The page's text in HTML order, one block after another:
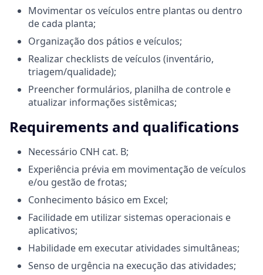
Movimentar os veículos entre plantas ou dentro
de cada planta;
Organização dos pátios e veículos;
Realizar checklists de veículos (inventário,
triagem/qualidade);
Preencher formulários, planilha de controle e
atualizar informações sistêmicas;
Requirements and qualifications
Necessário CNH cat. B;
Experiência prévia em movimentação de veículos
e/ou gestão de frotas;
Conhecimento básico em Excel;
Facilidade em utilizar sistemas operacionais e
aplicativos;
Habilidade em executar atividades simultâneas;
Senso de urgência na execução das atividades;